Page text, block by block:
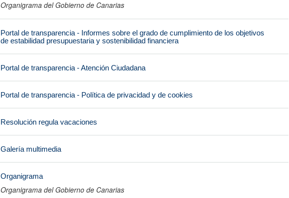
Organigrama del Gobierno de Canarias
Portal de transparencia - Informes sobre el grado de cumplimiento de los objetivos
de estabilidad presupuestaria y sostenibilidad financiera
Portal de transparencia - Atención Ciudadana
Portal de transparencia - Política de privacidad y de cookies
Resolución regula vacaciones
Galería multimedia
Organigrama
Organigrama del Gobierno de Canarias